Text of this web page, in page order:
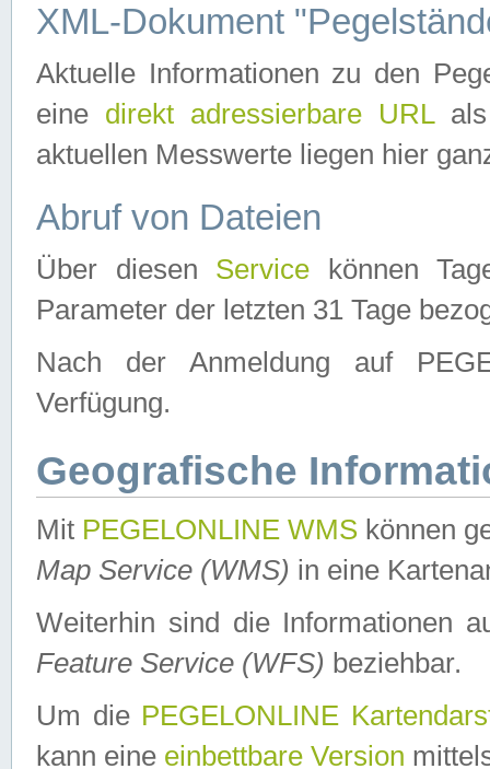
XML-Dokument
Aktuelle Informationen zu den
eine direkt adressierbare URLals
aktuellen Messwerte liegen hier
Abruf von Dateien
Über diesen Service können
Parameter der letzten 31 Tage
Nach der Anmeldung auf
Verfügung.
Geografische
Mit PEGELONLINE WMS können
Map Service (WMS) in eine
Weiterhin sind die Informationen
Feature Service (WFS) beziehbar.
Um die PEGELONLINE
kann eine einbettbare Version